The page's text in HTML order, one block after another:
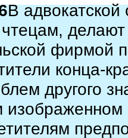
В адвокатской
фирмой
конца-
другого